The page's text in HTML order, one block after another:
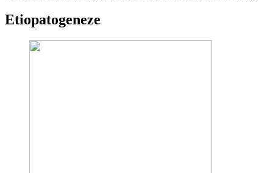
Etiopatogeneze